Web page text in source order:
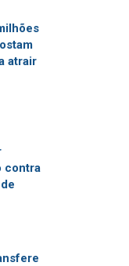
atrair
contra